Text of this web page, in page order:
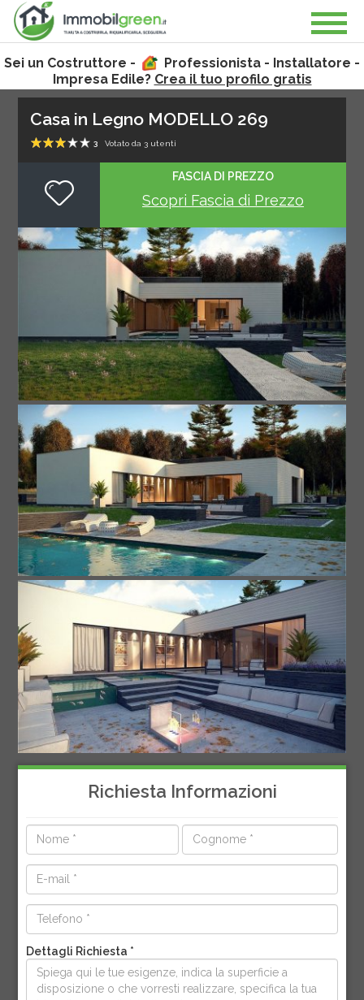
Sei un Costruttore -
Professionista - Installatore -
Impresa Edile? Crea il tuo profilo gratis
Casa in Legno MODELLO 269
3 Votato da 3 utenti
FASCIA DI PREZZO
Scopri Fascia di Prezzo
Richiesta Informazioni
Dettagli Richiesta *